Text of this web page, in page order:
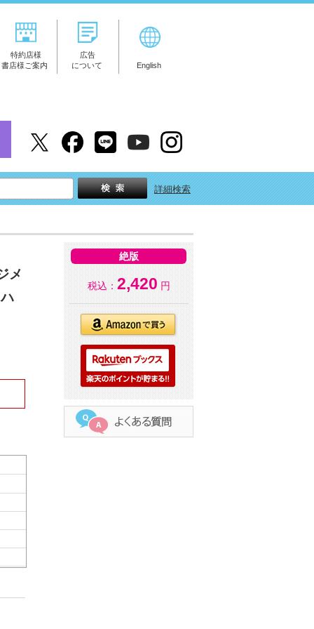
特約店様
書店様ご案内
広告
について
English
詳細検索
メ
絶版
税込： 2,420 円